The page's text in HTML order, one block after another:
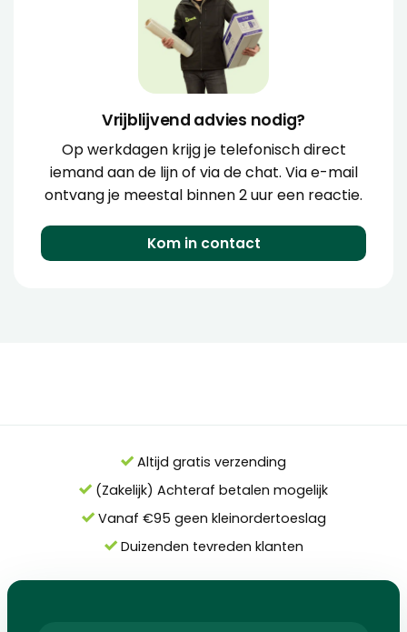
Vrijblijvend advies nodig?
Op werkdagen krijg je telefonisch direct
iemand aan de lijn of via de chat. Via e-mail
ontvang je meestal binnen 2 uur een reactie.
Kom in contact
Altijd gratis verzending
(Zakelijk) Achteraf betalen mogelijk
Vanaf €95 geen kleinordertoeslag
Duizenden tevreden klanten